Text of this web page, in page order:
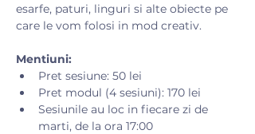
esarfe, paturi, linguri si alte obiecte pe
care le vom folosi in mod creativ.​
Mentiuni:
Pret sesiune: 50 lei
Pret modul (4 sesiuni): 170 lei
Sesiunile au loc in fiecare zi de
marti, de la ora 17:00